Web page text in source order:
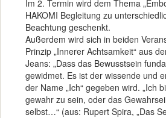
Im 2. Termin wird dem Thema
HAKOMI Begleitung zu
Beachtung geschenkt.
Außerdem wird sich in beiden
Prinzip „Innerer Achtsamkeit“ aus
Jeans: „Dass das Bewusstsein
gewidmet. Es ist der wissende und
der Name „Ich“ gegeben wird. „Ich
gewahr zu sein, oder das
selbst…“ (aus: Rupert Spira, „Das